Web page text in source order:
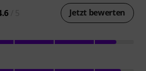
Jetzt bewerten